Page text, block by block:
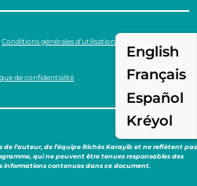
Conditions générales d’utilisation
de confidentialité
l’auteur, de l’équipe Richès Karayib et ne reflètent pas
qui ne peuvent être tenues responsables des
informations contenues dans ce document.
English
Français
Español
Kréyol